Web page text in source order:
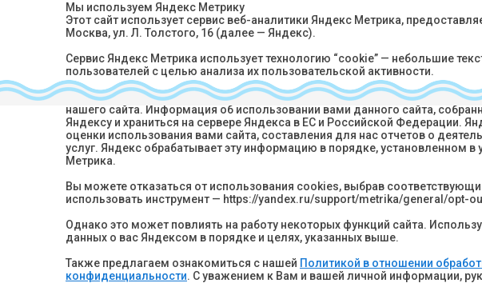
Мы используем Яндекс Метрику
Этот сайт использует сервис веб-аналитики Яндекс Метрика,
Москва, ул. Л. Толстого, 16 (далее — Яндекс).
Сервис Яндекс Метрика использует технологию “cookie” — небольшие
пользователей с целью анализа их пользовательской активности.
Собранная при помощи cookie информация не может идентифицировать
нашего сайта. Информация об использовании вами данного сайта,
Яндексу и храниться на сервере Яндекса в ЕС и Российской Федерации.
оценки использования вами сайта, составления для нас отчетов о
услуг. Яндекс обрабатывает эту информацию в порядке, установленном в
Метрика.
Вы можете отказаться от использования cookies, выбрав
использовать инструмент — https://yandex.ru/support/metrika/general/opt-
Однако это может повлиять на работу некоторых функций сайта.
данных о вас Яндексом в порядке и целях, указанных выше.
Также предлагаем ознакомиться с нашей Политикой в отношении
конфиденциальности. С уважением к Вам и вашей личной информации,
Туры по странам СНГ
Хотите быть в курсе лучших
Подпишитесь на рассылку горящий туров и
Нажимая кнопку “Подписаться“ вы соглашаетесь на
данных
Политикой